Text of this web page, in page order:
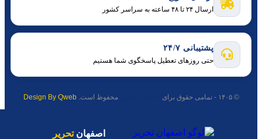
ارسال ۲۴ تا ۴۸ ساعته به سراسر کشور
پشتیبانی ۲۴/۷
حتی روزهای تعطیل پاسخگوی شما هستیم
© ۱۴۰۵ - تمامی حقوق برای محفوظ است.Design By Qweb
اصفهانتحریر